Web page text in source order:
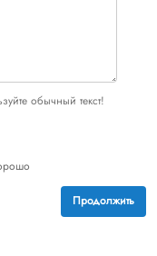
обычный текст!
Продолжить